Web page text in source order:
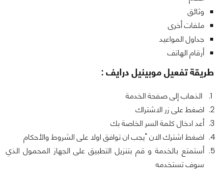
وثائق
ملفات أخرى
جداول المواعيد
أرقام الهاتف
طريقة تفعيل موبينيل درايف :
الذهاب إلى صفحة الخدمة
اضغط على زر الاشتراك
أعد ادخال كلمة السر الخاصة بك
اضغط اشترك الان "يجب ان توافق اولا على الشروط والأحكام
أستمتع بالخدمة و قم بتنزيل التطبيق على الجهاز المحمول الذي
سوف تستخدمه